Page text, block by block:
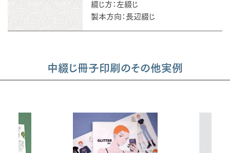
綴じ方：左綴じ
製本方向：長辺綴じ
中綴じ冊子印刷のその他実例